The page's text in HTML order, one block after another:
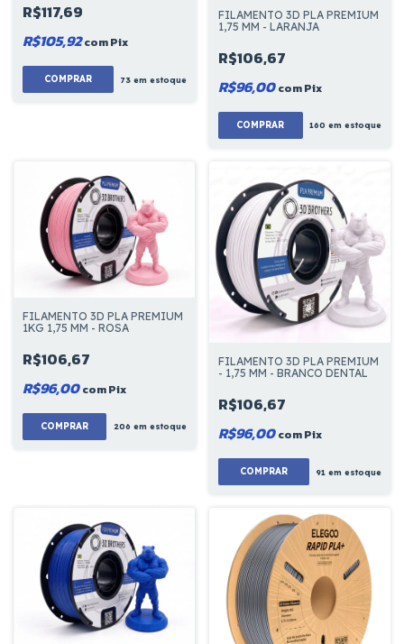
R$117,69
R$105,92comPix
COMPRAR 73em estoque
FILAMENTO 3D PLA PREMIUM
1,75 MM - LARANJA
R$106,67
R$96,00comPix
COMPRAR 160 em estoque
FILAMENTO 3D PLA PREMIUM
1KG 1,75 MM - ROSA
R$106,67
R$96,00comPix
206 em estoque
FILAMENTO 3D PLA PREMIUM
- 1,75 MM - BRANCO DENTAL
R$106,67
R$96,00comPix
91 em estoque